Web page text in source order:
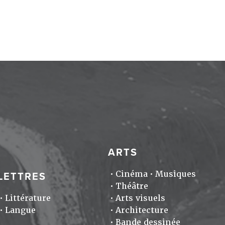
Littérature
Langue
ARTS
Cinéma
Musiques
Théâtre
Arts visuels
Architecture
Bande dessinée